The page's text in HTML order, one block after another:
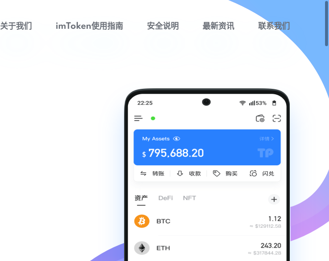
关于我们 imToken使用指南 安全说明 最新资讯 联系我们